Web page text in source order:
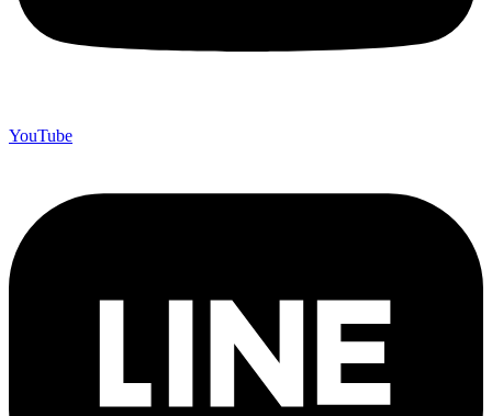
YouTube